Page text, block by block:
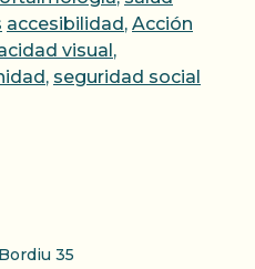
Etiquetas
accesibilidad , Acción
visual ,
, seguridad social
35